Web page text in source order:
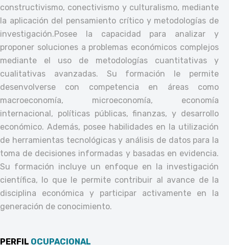
constructivismo, conectivismo y culturalismo, mediante
la aplicación del pensamiento crítico y metodologías de
investigación.Posee la capacidad para analizar y
proponer soluciones a problemas económicos complejos
mediante el uso de metodologías cuantitativas y
cualitativas avanzadas. Su formación le permite
desenvolverse con competencia en áreas como
macroeconomía, microeconomía, economía
internacional, políticas públicas, finanzas, y desarrollo
económico. Además, posee habilidades en la utilización
de herramientas tecnológicas y análisis de datos para la
toma de decisiones informadas y basadas en evidencia.
Su formación incluye un enfoque en la investigación
científica, lo que le permite contribuir al avance de la
disciplina económica y participar activamente en la
generación de conocimiento.
PERFIL OCUPACIONAL